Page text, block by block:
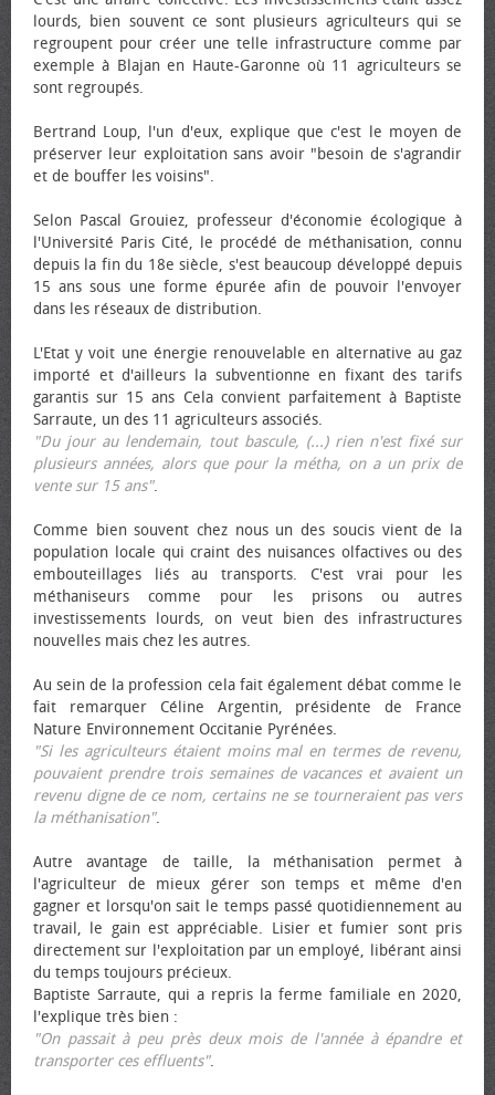
lourds, bien souvent ce sont plusieurs agriculteurs qui se
regroupent pour créer une telle infrastructure comme par
exemple à Blajan en Haute-Garonne où 11 agriculteurs se
sont regroupés.
Bertrand Loup, l'un d'eux, explique que c'est le moyen de
préserver leur exploitation sans avoir "besoin de s'agrandir
et de bouffer les voisins".
Selon Pascal Grouiez, professeur d'économie écologique à
l'Université Paris Cité, le procédé de méthanisation, connu
depuis la fin du 18e siècle, s'est beaucoup développé depuis
15 ans sous une forme épurée afin de pouvoir l'envoyer
dans les réseaux de distribution.
L'Etat y voit une énergie renouvelable en alternative au gaz
importé et d'ailleurs la subventionne en fixant des tarifs
garantis sur 15 ans Cela convient parfaitement à Baptiste
Sarraute, un des 11 agriculteurs associés.
"Du jour au lendemain, tout bascule, (...) rien n'est fixé sur
plusieurs années, alors que pour la métha, on a un prix de
vente sur 15 ans".
Comme bien souvent chez nous un des soucis vient de la
population locale qui craint des nuisances olfactives ou des
embouteillages liés au transports. C'est vrai pour les
méthaniseurs comme pour les prisons ou autres
investissements lourds, on veut bien des infrastructures
nouvelles mais chez les autres.
Au sein de la profession cela fait également débat comme le
fait remarquer Céline Argentin, présidente de France
Nature Environnement Occitanie Pyrénées.
"Si les agriculteurs étaient moins mal en termes de revenu,
pouvaient prendre trois semaines de vacances et avaient un
revenu digne de ce nom, certains ne se tourneraient pas vers
la méthanisation".
Autre avantage de taille, la méthanisation permet à
l'agriculteur de mieux gérer son temps et même d'en
gagner et lorsqu'on sait le temps passé quotidiennement au
travail, le gain est appréciable. Lisier et fumier sont pris
directement sur l'exploitation par un employé, libérant ainsi
du temps toujours précieux.
Baptiste Sarraute, qui a repris la ferme familiale en 2020,
l'explique très bien :
"On passait à peu près deux mois de l'année à épandre et
transporter ces effluents".